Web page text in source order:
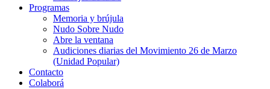
Programas
Memoria y brújula
Nudo Sobre Nudo
Abre la ventana
Audiciones diarias del Movimiento 26 de Marzo
(Unidad Popular)
Contacto
Colaborá